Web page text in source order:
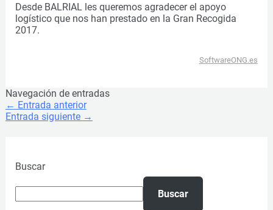
Desde BALRIAL les queremos agradecer el apoyo
logístico que nos han prestado en la Gran Recogida
2017.
SoftwareONG.es
Navegación de entradas
← Entrada anterior
Entrada siguiente →
Buscar
Buscar